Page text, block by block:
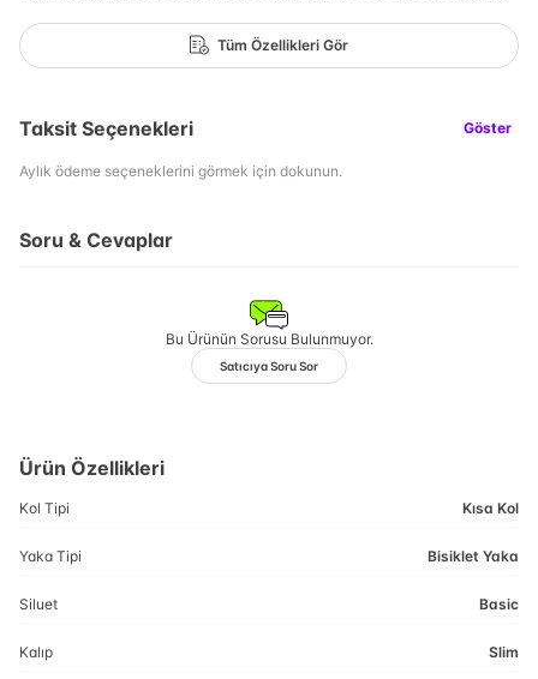
Tüm Özellikleri Gör
Taksit Seçenekleri Göster
Aylık ödeme seçeneklerini görmek için dokunun.
Soru & Cevaplar
Bu Ürünün Sorusu Bulunmuyor.
Satıcıya Soru Sor
Ürün Özellikleri
Kol Tipi Kısa Kol
Yaka Tipi Bisiklet Yaka
Siluet Basic
Kalıp Slim